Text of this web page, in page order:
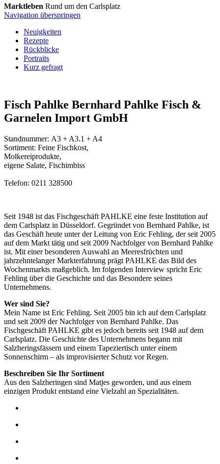
Marktleben Rund um den Carlsplatz
Navigation überspringen
Neuigkeiten
Rezepte
Rückblicke
Portraits
Kurz gefragt
Fisch Pahlke Bernhard Pahlke Fisch &
Garnelen Import GmbH
Standnummer: A3 + A3.1 + A4
Sortiment: Feine Fischkost,
Molkereiprodukte,
eigene Salate, Fischimbiss
Telefon: 0211 328500
Seit 1948 ist das Fischgeschäft PAHLKE eine feste Institution auf
dem Carlsplatz in Düsseldorf. Gegründet von Bernhard Pahlke, ist
das Geschäft heute unter der Leitung von Eric Fehling, der seit 2005
auf dem Markt tätig und seit 2009 Nachfolger von Bernhard Pahlke
ist. Mit einer besonderen Auswahl an Meeresfrüchten und
jahrzehntelanger Markterfahrung prägt PAHLKE das Bild des
Wochenmarkts maßgeblich. Im folgenden Interview spricht Eric
Fehling über die Geschichte und das Besondere seines
Unternehmens.
Wer sind Sie?
Mein Name ist Eric Fehling. Seit 2005 bin ich auf dem Carlsplatz
und seit 2009 der Nachfolger von Bernhard Pahlke. Das
Fischgeschäft PAHLKE gibt es jedoch bereits seit 1948 auf dem
Carlsplatz. Die Geschichte des Unternehmens begann mit
Salzheringsfässern und einem Tapeziertisch unter einem
Sonnenschirm – als improvisierter Schutz vor Regen.
Beschreiben Sie Ihr Sortiment
Aus den Salzheringen sind Matjes geworden, und aus einem
einzigen Produkt entstand eine Vielzahl an Spezialitäten.